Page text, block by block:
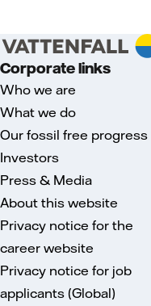
Corporate links
Who we are
What we do
Our fossil free progress
Investors
Press & Media
About this website
Privacy notice for the
career website
Privacy notice for job
applicants (Global)